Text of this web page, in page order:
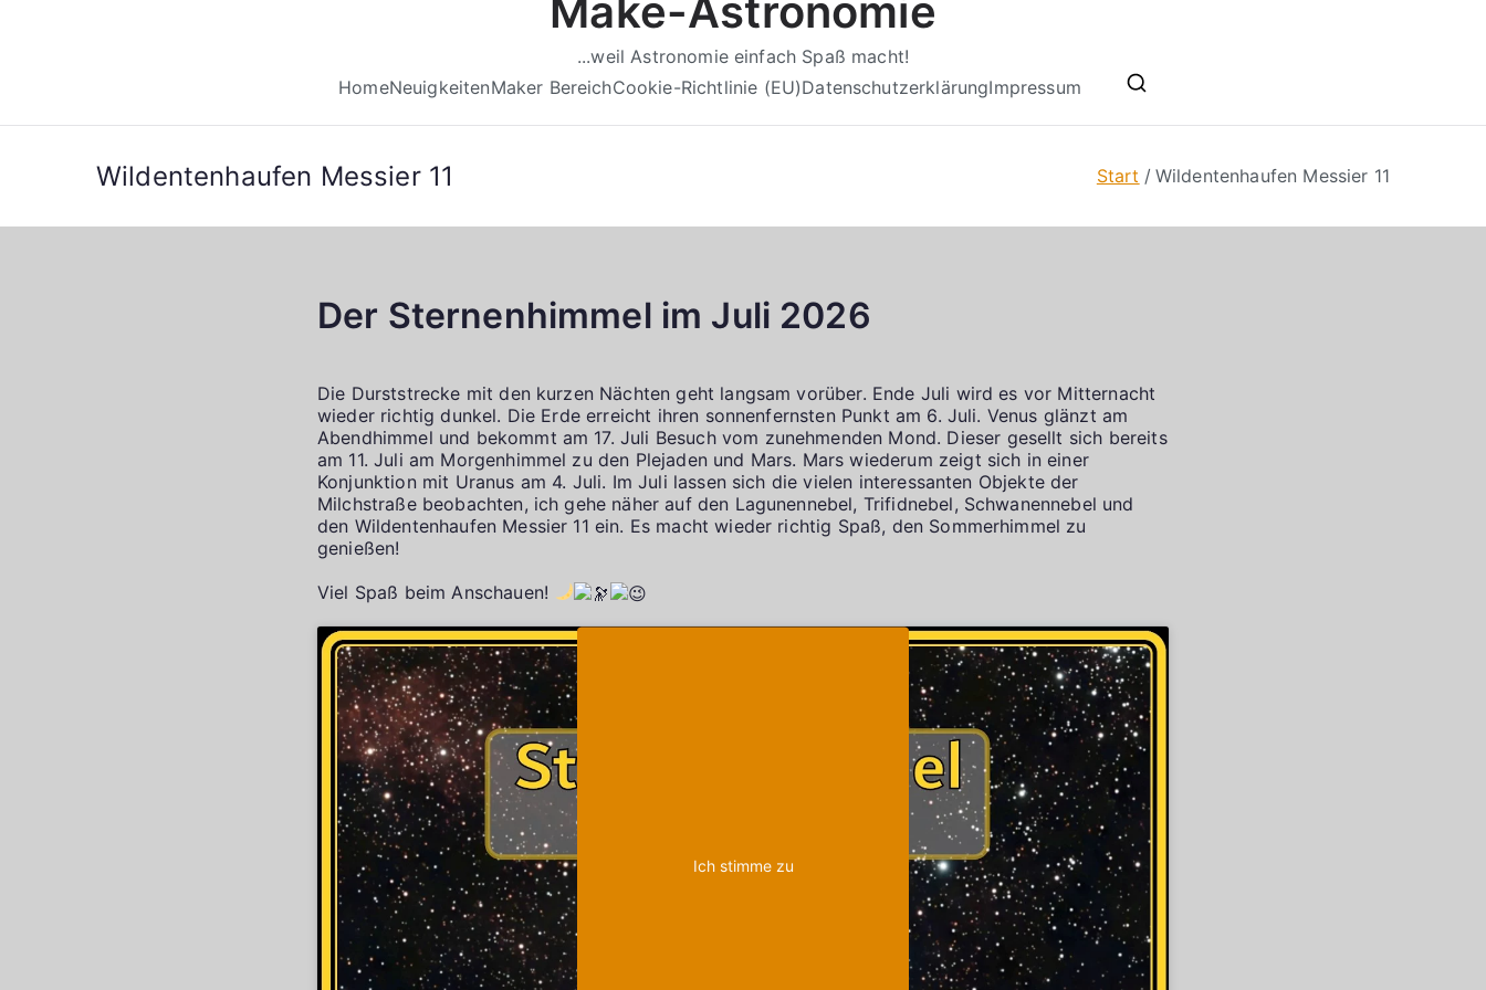
Make-Astronomie
...weil Astronomie einfach Spaß macht!
HomeNeuigkeitenMaker BereichCookie-Richtlinie (EU)DatenschutzerklärungImpressum
Wildentenhaufen Messier 11 Start Wildentenhaufen Messier 11
Der Sternenhimmel im Juli 2026
Die Durststrecke mit den kurzen Nächten geht langsam vorüber. Ende Juli wird es vor Mitternacht
wieder richtig dunkel. Die Erde erreicht ihren sonnenfernsten Punkt am 6. Juli. Venus glänzt am
Abendhimmel und bekommt am 17. Juli Besuch vom zunehmenden Mond. Dieser gesellt sich bereits
am 11. Juli am Morgenhimmel zu den Plejaden und Mars. Mars wiederum zeigt sich in einer
Konjunktion mit Uranus am 4. Juli. Im Juli lassen sich die vielen interessanten Objekte der
Milchstraße beobachten, ich gehe näher auf den Lagunennebel, Trifidnebel, Schwanennebel und
den Wildentenhaufen Messier 11 ein. Es macht wieder richtig Spaß, den Sommerhimmel zu
genießen!
Viel Spaß beim Anschauen!
Ich stimme zu